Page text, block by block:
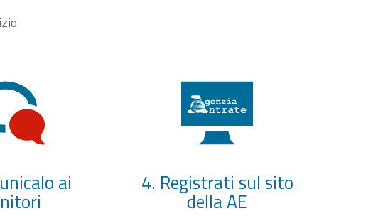
ai 4. Registrati sul sito
della AE